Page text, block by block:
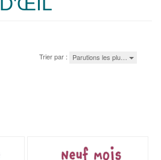
Trier par : Parutions les plu…